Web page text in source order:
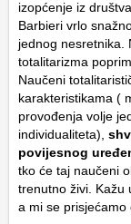
izopćenje iz
Barbieri vrlo
jednog nesretnika.
totalitarizma
Naučeni
karakteristikama (
provođenja volje
individualiteta),
povijesnog
tko će taj naučeni
trenutno živi. Kažu
a mi se prisjećamo